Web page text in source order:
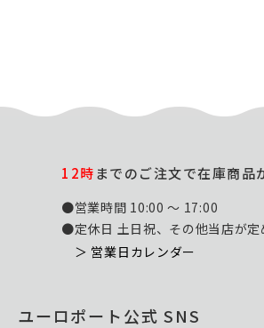
12時までのご注文で在庫商品
●営業時間 10:00 ～ 17:00
●定休日 土日祝、その他当店が定
＞ 営業日カレンダー
ユーロポート公式 SNS